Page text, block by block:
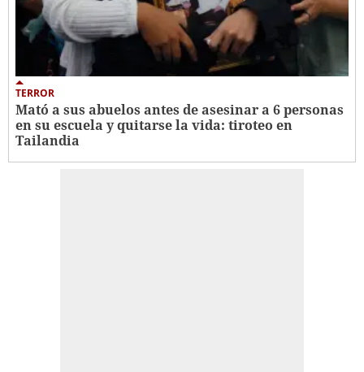
TERROR
Mató a sus abuelos antes de asesinar a 6 personas
en su escuela y quitarse la vida: tiroteo en
Tailandia